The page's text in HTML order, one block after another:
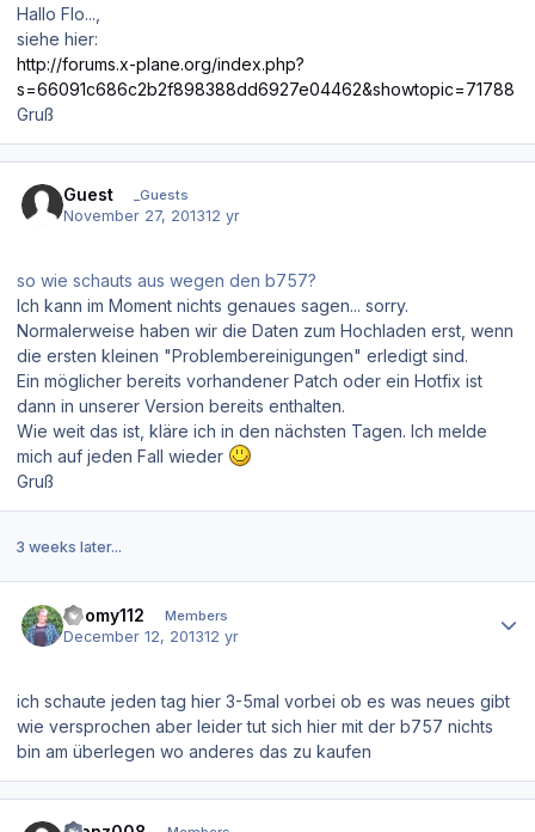
Hallo Flo...,
siehe hier:
http://forums.x-plane.org/index.php?
s=66091c686c2b2f898388dd6927e04462&showtopic=71788
Gruß
Guest _Guests
November 27, 201312 yr
so wie schauts aus wegen den b757?
Ich kann im Moment nichts genaues sagen... sorry.
Normalerweise haben wir die Daten zum Hochladen erst, wenn
die ersten kleinen "Problembereinigungen" erledigt sind.
Ein möglicher bereits vorhandener Patch oder ein Hotfix ist
dann in unserer Version bereits enthalten.
Wie weit das ist, kläre ich in den nächsten Tagen. Ich melde
mich auf jeden Fall wieder
Gruß
3 weeks later...
Zoomy112 Members
December 12, 201312 yr
ich schaute jeden tag hier 3-5mal vorbei ob es was neues gibt
wie versprochen aber leider tut sich hier mit der b757 nichts
bin am überlegen wo anderes das zu kaufen